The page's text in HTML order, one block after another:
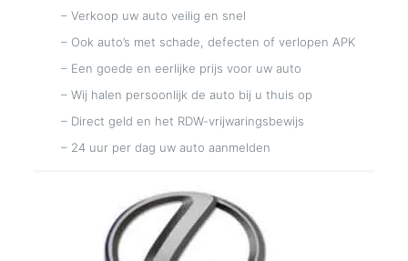
– Verkoop uw auto veilig en snel
– Ook auto’s met schade, defecten of verlopen APK
– Een goede en eerlijke prijs voor uw auto
– Wij halen persoonlijk de auto bij u thuis op
– Direct geld en het RDW-vrijwaringsbewijs
– 24 uur per dag uw auto aanmelden